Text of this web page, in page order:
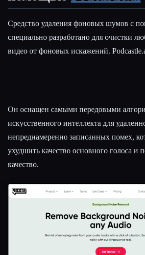
Средство удаления фоновых шумов с
специально разработано для очистки
видео от фоновых искажений.
Он оснащен самыми передовыми
искусственного интеллекта для
непреднамеренно записанных помех,
ухудшить качество основного голоса и
качество.